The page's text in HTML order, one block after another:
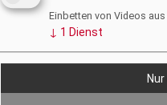
Einbetten von Videos
↓ 1 Dienst